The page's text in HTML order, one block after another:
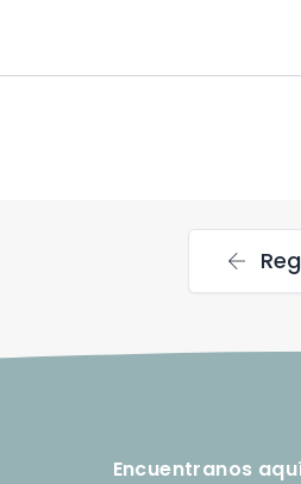
arrow_back
Encuentranos